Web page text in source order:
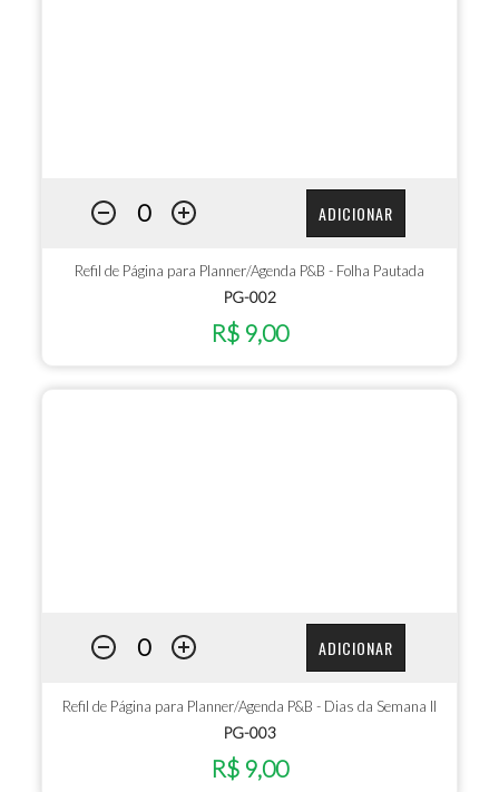
ADICIONAR
Refil de Página para Planner/Agenda P&B - Folha Pautada
PG-002
R$ 9,00
ADICIONAR
Refil de Página para Planner/Agenda P&B - Dias da Semana II
PG-003
R$ 9,00